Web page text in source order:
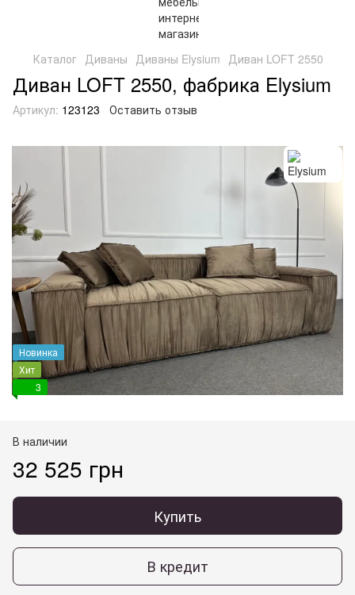
Каталог Диваны Диваны Elysium Диван LOFT 2550
Диван LOFT 2550, фабрика Elysium
Артикул: 123123 Оставить отзыв
Новинка
Хит
3
В наличии
32 525 грн
Купить
В кредит